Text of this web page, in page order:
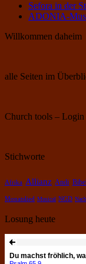
Sefora in der
ADONIA-
Willkommen daheim
alle Seiten im
Church tools – Login
Stichworte
Afrika Allianz Andi
Monatslied Musical NGD
Losung heute